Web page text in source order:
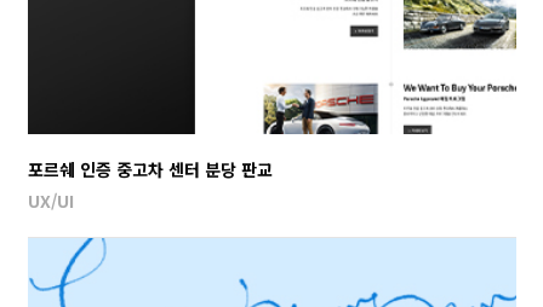
포르쉐 인증 중고차 센터 분당 판교
UX/UI